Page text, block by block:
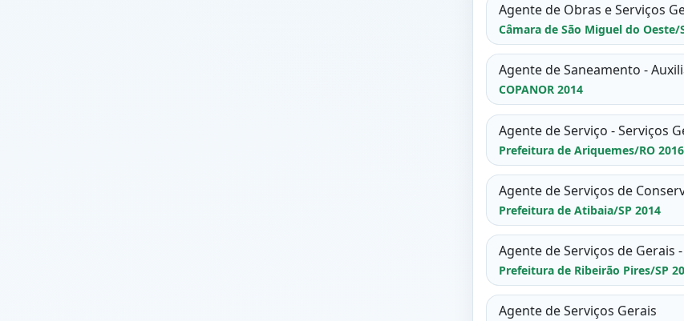
Agente de Obras e Serviços
Câmara de São Miguel do Oeste/
Agente de Saneamento -
COPANOR 2014
Agente de Serviço - Serviços
Prefeitura de Ariquemes/RO 2016
Agente de Serviços de
Prefeitura de Atibaia/SP 2014
Agente de Serviços de Gerais
Prefeitura de Ribeirão Pires/SP
Agente de Serviços Gerais